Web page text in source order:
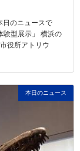
日のニュースで
験型展示」 横浜の
役所アトリウ
本日のニュース